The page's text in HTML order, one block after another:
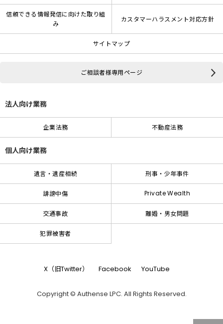
信頼できる情報発信に向けた取り組
み
カスタマーハラスメント対応方針
サイトマップ
ご相談者様専用ページ
法人向け業務
企業法務 不動産法務
個人向け業務
遺言・遺産相続 刑事・少年事件
誹謗中傷 Private Wealth
交通事故 離婚・男女問題
犯罪被害者
X（旧Twitter） Facebook YouTube
Copyright © Authense LPC. All Rights Reserved.